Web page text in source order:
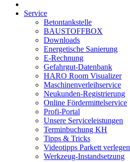
Service
Betontankstelle
BAUSTOFFBOX
Downloads
Energetische Sanierung
E-Rechnung
Gefahrgut-Datenbank
HARO Room Visualizer
Maschinenverleihservice
Neukunden-Registrierung
Online Fördermittelservice
Profi-Portal
Unsere Serviceleistungen
Terminbuchung KH
Tipps & Tricks
Videotipps Parkett verlegen
Werkzeug-Instandsetzung